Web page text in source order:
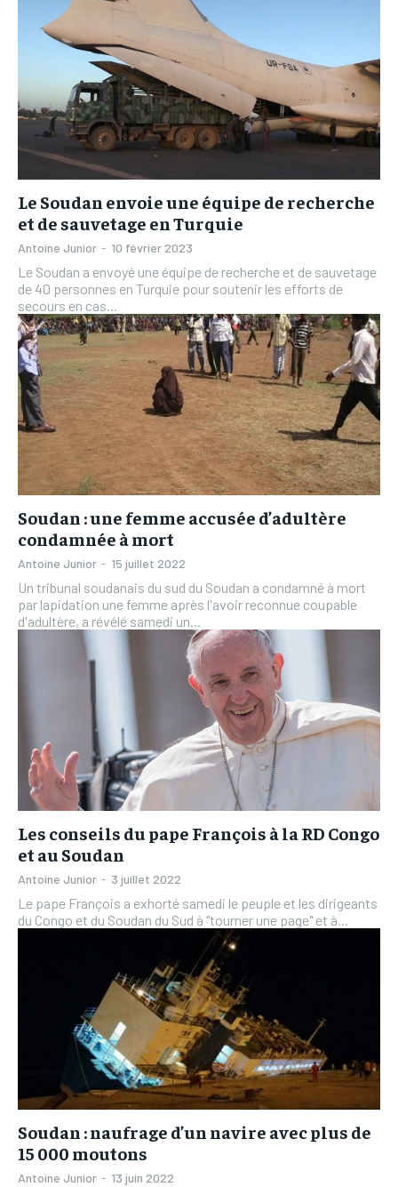
Le Soudan envoie une équipe de recherche
et de sauvetage en Turquie
Antoine Junior - 10 février 2023
Le Soudan a envoyé une équipe de recherche et de sauvetage
de 40 personnes en Turquie pour soutenir les efforts de
secours en cas...
Soudan : une femme accusée d’adultère
condamnée à mort
Antoine Junior - 15 juillet 2022
Un tribunal soudanais du sud du Soudan a condamné à mort
par lapidation une femme après l'avoir reconnue coupable
d'adultère, a révélé samedi un...
Les conseils du pape François à la RD Congo
et au Soudan
Antoine Junior - 3 juillet 2022
Le pape François a exhorté samedi le peuple et les dirigeants
du Congo et du Soudan du Sud à "tourner une page" et à...
Soudan : naufrage d’un navire avec plus de
15 000 moutons
Antoine Junior - 13 juin 2022